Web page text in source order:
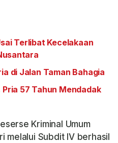
Terlibat Kecelakaan
di Jalan Taman Bahagia
57 Tahun Mendadak
Kriminal Umum
melalui Subdit IV berhasil